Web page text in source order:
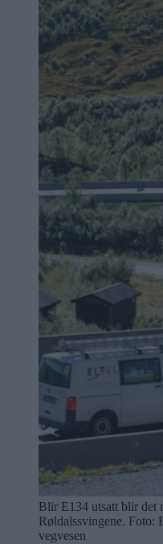
Blir E134 utsatt blir det
Røldalssvingene. Foto:
vegvesen